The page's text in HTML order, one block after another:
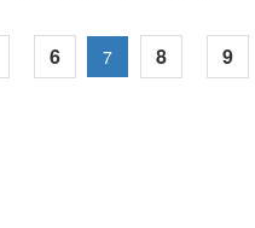
6 7 8 9